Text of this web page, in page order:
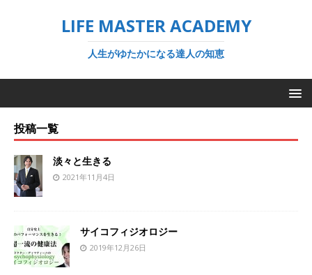
LIFE MASTER ACADEMY
人生がゆたかになる達人の知恵
投稿一覧
淡々と生きる
2021年11月4日
サイコフィジオロジー
2019年12月26日